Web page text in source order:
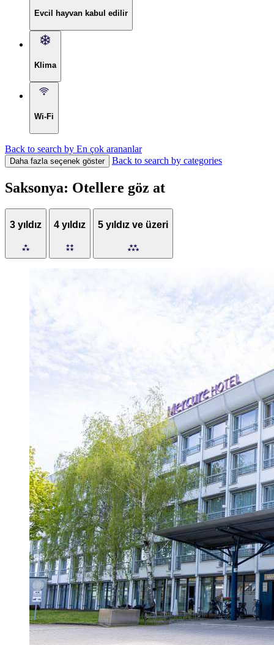
Evcil hayvan kabul edilir
Klima
Wi-Fi
Back to search by En çok arananlar
Daha fazla seçenek göster Back to search by categories
Saksonya: Otellere göz at
3 yıldız 4 yıldız 5 yıldız ve üzeri